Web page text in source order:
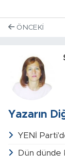
ÖNCEKI
Yazarın
YENİ
Dün dünde